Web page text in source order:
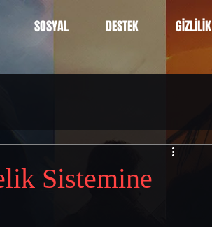
SOSYAL DESTEK GİZLİLİK
Sistemine